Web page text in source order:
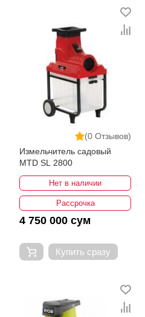
(0 Отзывов)
Измельчитель садовый
MTD SL 2800
Нет в наличии
Рассрочка
4 750 000 сум
Купить сразу